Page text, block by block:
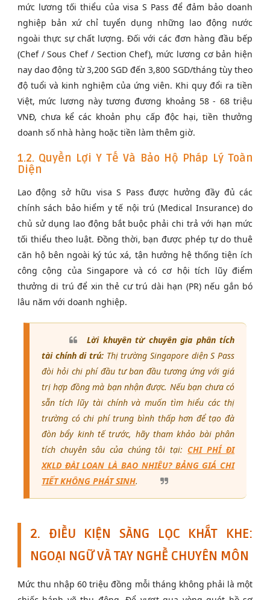
mức lương tối thiểu của visa S Pass để đảm bảo doanh
nghiệp bản xứ chỉ tuyển dụng những lao động nước
ngoài thực sự chất lượng. Đối với các đơn hàng đầu bếp
(Chef / Sous Chef / Section Chef), mức lương cơ bản hiện
nay dao động từ 3,200 SGD đến 3,800 SGD/tháng tùy theo
độ tuổi và kinh nghiệm của ứng viên. Khi quy đổi ra tiền
Việt, mức lương này tương đương khoảng 58 - 68 triệu
VNĐ, chưa kể các khoản phụ cấp độc hại, tiền thưởng
doanh số nhà hàng hoặc tiền làm thêm giờ.
1.2. Quyền Lợi Y Tế Và Bảo Hộ Pháp Lý Toàn
Diện
Lao động sở hữu visa S Pass được hưởng đầy đủ các
chính sách bảo hiểm y tế nội trú (Medical Insurance) do
chủ sử dụng lao động bắt buộc phải chi trả với hạn mức
tối thiểu theo luật. Đồng thời, bạn được phép tự do thuê
căn hộ bên ngoài ký túc xá, tận hưởng hệ thống tiện ích
công cộng của Singapore và có cơ hội tích lũy điểm
thưởng di trú để xin thẻ cư trú dài hạn (PR) nếu gắn bó
lâu năm với doanh nghiệp.
Lời khuyên từ chuyên gia phân tích
tài chính di trú:Thị trường Singapore diện S Pass
đòi hỏi chi phí đầu tư ban đầu tương ứng với giá
trị hợp đồng mà bạn nhận được. Nếu bạn chưa có
sẵn tích lũy tài chính và muốn tìm hiểu các thị
trường có chi phí trung bình thấp hơn để tạo đà
đòn bẩy kinh tế trước, hãy tham khảo bài phân
tích chuyên sâu của chúng tôi tại: CHI PHÍ ĐI
XKLD ĐÀI LOAN LÀ BAO NHIÊU? BẢNG GIÁ CHI
TIẾT KHÔNG PHÁT SINH.
2. ĐIỀU KIỆN SÀNG LỌC KHẮT KHE:
NGOẠI NGỮ VÀ TAY NGHỀ CHUYÊN MÔN
Mức thu nhập 60 triệu đồng mỗi tháng không phải là một